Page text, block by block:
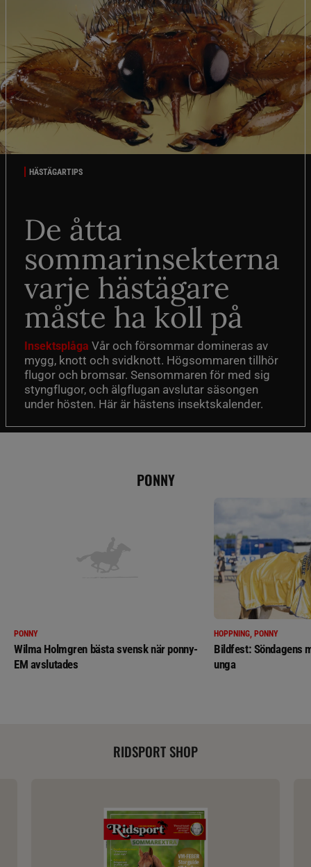
HÄSTÄGARTIPS
De åtta
sommarinsekterna
varje hästägare
måste ha koll på
Insektsplåga Vår och försommar domineras av
mygg, knott och svidknott. Högsommaren tillhör
flugor och bromsar. Sensommaren för med sig
styngflugor, och älgflugan avslutar säsongen
under hösten. Här är hästens insektskalender.
PONNY
PONNY
Wilma Holmgren bästa svensk när ponny-
EM avslutades
HOPPNING, PONNY
Bildfest: Söndagens
unga
RIDSPORT SHOP